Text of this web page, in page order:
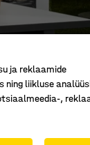
ja reklaamide
liikluse
,